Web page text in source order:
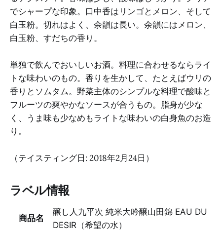
でシャープな印象。口中香はリンゴとメロン、そして
白玉粉。切れはよく、余韻は長い。余韻にはメロン、
白玉粉、すだちの香り。
単独で飲んでおいしいお酒。料理に合わせるならライ
トな味わいのもの。香りを生かして、たとえばウリの
香りとソムタム。野菜主体のシンプルな料理で酸味と
フルーツの爽やかなソースが合うもの。脂身が少な
く、うま味も少なめもライトな味わいの白身魚のお造
り。
（テイスティング日: 2018年2月24日）
ラベル情報
商品名
醸し人九平次 純米大吟醸山田錦 EAU DU
DESIR（希望の水）